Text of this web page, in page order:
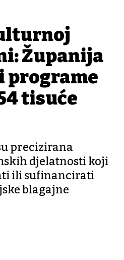
Županija
programe
tisuće
precizirana
djelatnosti koji
ili sufinancirati
blagajne